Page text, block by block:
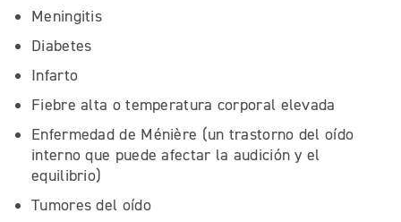
Meningitis
Diabetes
Infarto
Fiebre alta o temperatura corporal elevada
Enfermedad de Ménière (un trastorno del oído
interno que puede afectar la audición y el
equilibrio)
Tumores del oído